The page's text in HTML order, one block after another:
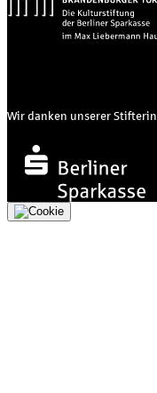
Wir danken unserer Stifterin